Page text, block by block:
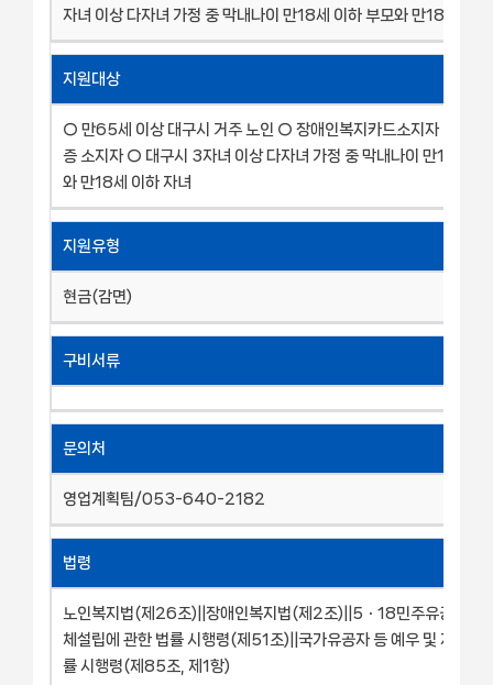
자녀 이상 다자녀 가정 중 막내나이 만18세 이하 부모와 만18세 이
지원대상
○ 만65세 이상 대구시 거주 노인 ○ 장애인복지카드소지자 ○ 국가
증 소지자 ○ 대구시 3자녀 이상 다자녀 가정 중 막내나이 만18세 이
와 만18세 이하 자녀
지원유형
현금(감면)
구비서류
문의처
영업계획팀/053-640-2182
법령
노인복지법(제26조)||장애인복지법(제2조)||5ㆍ18민주유공자예
체설립에 관한 법률 시행령(제51조)||국가유공자 등 예우 및 지원에
률 시행령(제85조, 제1항)